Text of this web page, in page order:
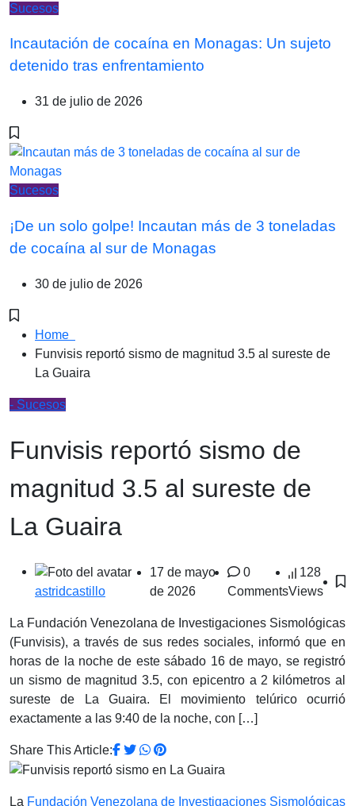
Sucesos
Incautación de cocaína en Monagas: Un sujeto
detenido tras enfrentamiento
31 de julio de 2026
Sucesos
¡De un solo golpe! Incautan más de 3 toneladas
de cocaína al sur de Monagas
30 de julio de 2026
Home
Funvisis reportó sismo de magnitud 3.5 al sureste de
La Guaira
- Sucesos
Funvisis reportó sismo de
magnitud 3.5 al sureste de
La Guaira
astridcastillo
17 de mayo
de 2026
0
Comments
128
Views
La Fundación Venezolana de Investigaciones Sismológicas
(Funvisis), a través de sus redes sociales, informó que en
horas de la noche de este sábado 16 de mayo, se registró
un sismo de magnitud 3.5, con epicentro a 2 kilómetros al
sureste de La Guaira. El movimiento telúrico ocurrió
exactamente a las 9:40 de la noche, con […]
Share This Article:
La Fundación Venezolana de Investigaciones Sismológicas